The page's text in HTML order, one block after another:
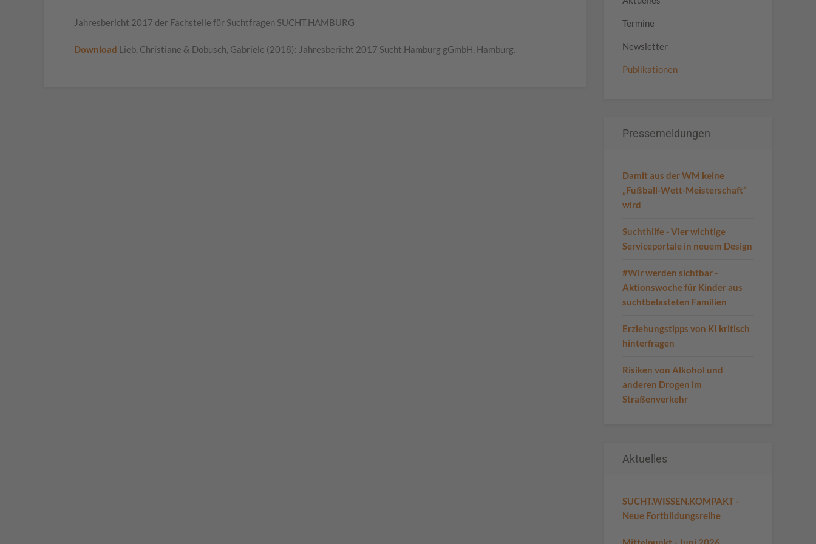
Jahresbericht 2017 der Fachstelle für Suchtfragen SUCHT.HAMBURG
Download Lieb, Christiane & Dobusch, Gabriele (2018): Jahresbericht 2017 Sucht.Hamburg gGmbH. Hamburg.
Termine
Newsletter
Publikationen
Pressemeldungen
Damit aus der WM keine
„Fußball-Wett-Meisterschaft“
wird
Suchthilfe - Vier wichtige
Serviceportale in neuem Design
#Wir werden sichtbar -
Aktionswoche für Kinder aus
suchtbelasteten Familien
Erziehungstipps von KI kritisch
hinterfragen
Risiken von Alkohol und
anderen Drogen im
Straßenverkehr
Aktuelles
SUCHT.WISSEN.KOMPAKT -
Neue Fortbildungsreihe